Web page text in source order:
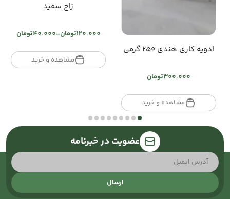
ادویه کاری هندی ۲۵۰ گرمی
تومان300.000
مشاهده و خرید
زاج سفید
تومان120.000
– تومان40.000
Price
تومان40.000
through
مشاهده و خرید
عضویت در خبرنامه
ارسال